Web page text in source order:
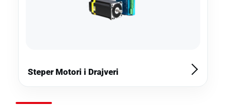
Steper Motori i Drajveri